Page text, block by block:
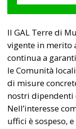
Il GAL Terre di
vigente in merito
continua a
le Comunità
di misure
nostri dipendenti
Nell’interesse
uffici è sospeso,